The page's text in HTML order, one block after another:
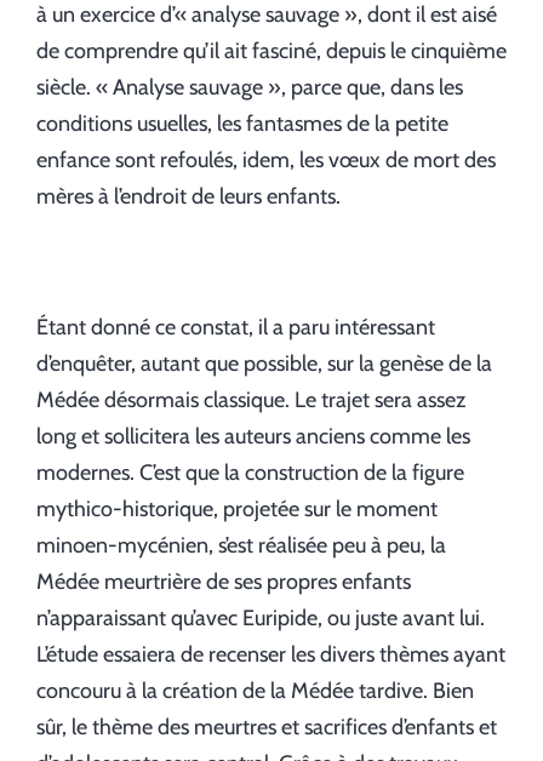
à un exercice d’« analyse sauvage », dont il est aisé
de comprendre qu’il ait fasciné, depuis le cinquième
siècle. « Analyse sauvage », parce que, dans les
conditions usuelles, les fantasmes de la petite
enfance sont refoulés, idem, les vœux de mort des
mères à l’endroit de leurs enfants.
Étant donné ce constat, il a paru intéressant
d’enquêter, autant que possible, sur la genèse de la
Médée désormais classique. Le trajet sera assez
long et sollicitera les auteurs anciens comme les
modernes. C’est que la construction de la figure
mythico-historique, projetée sur le moment
minoen-mycénien, s’est réalisée peu à peu, la
Médée meurtrière de ses propres enfants
n’apparaissant qu’avec Euripide, ou juste avant lui.
L’étude essaiera de recenser les divers thèmes ayant
concouru à la création de la Médée tardive. Bien
sûr, le thème des meurtres et sacrifices d’enfants et